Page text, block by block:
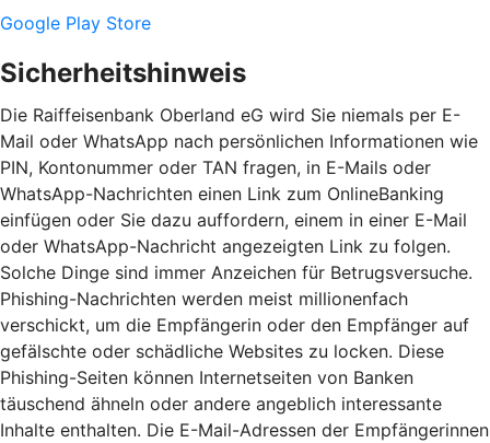
Google Play Store
Sicherheitshinweis
Die Raiffeisenbank Oberland eG wird Sie niemals per E-
Mail oder WhatsApp nach persönlichen Informationen wie
PIN, Kontonummer oder TAN fragen, in E-Mails oder
WhatsApp-Nachrichten einen Link zum OnlineBanking
einfügen oder Sie dazu auffordern, einem in einer E-Mail
oder WhatsApp-Nachricht angezeigten Link zu folgen.
Solche Dinge sind immer Anzeichen für Betrugsversuche.
Phishing-Nachrichten werden meist millionenfach
verschickt, um die Empfängerin oder den Empfänger auf
gefälschte oder schädliche Websites zu locken. Diese
Phishing-Seiten können Internetseiten von Banken
täuschend ähneln oder andere angeblich interessante
Inhalte enthalten. Die E-Mail-Adressen der Empfängerinnen